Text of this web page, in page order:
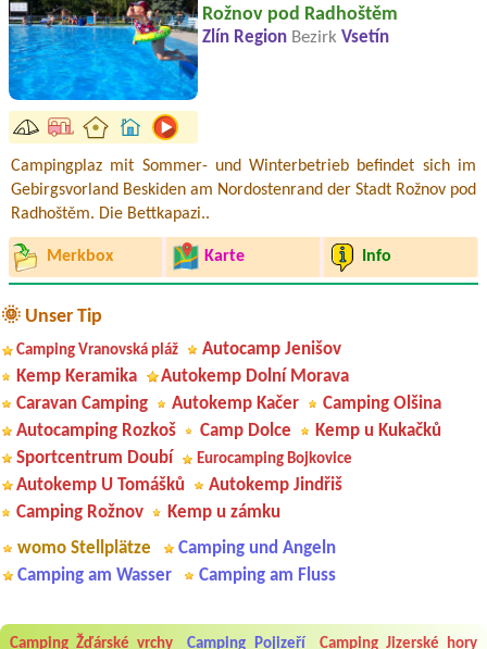
Rožnov pod Radhoštěm
Zlín Region Bezirk Vsetín
Campingplaz mit Sommer- und Winterbetrieb befindet sich im
Gebirgsvorland Beskiden am Nordostenrand der Stadt Rožnov pod
Radhoštěm. Die Bettkapazi..
Merkbox Karte Info
🌞 Unser Tip
Camping Vranovská pláž
Autocamp Jenišov
Kemp Keramika
Autokemp Dolní Morava
Caravan Camping
Autokemp Kačer
Camping Olšina
Autocamping Rozkoš
Camp Dolce
Kemp u Kukačků
Sportcentrum Doubí
Eurocamping Bojkovice
Autokemp U Tomášků
Autokemp Jindřiš
Camping Rožnov
Kemp u zámku
womo Stellplätze
Camping und Angeln
Camping am Wasser
Camping am Fluss
Camping Žďárské vrchy Camping Pojizeří Camping Jizerské hory
Aneta Melicharová***
Byli jsme zde v týdnu od 25.7. do 1.8. 2026. Kemp jako takový je pěkný.